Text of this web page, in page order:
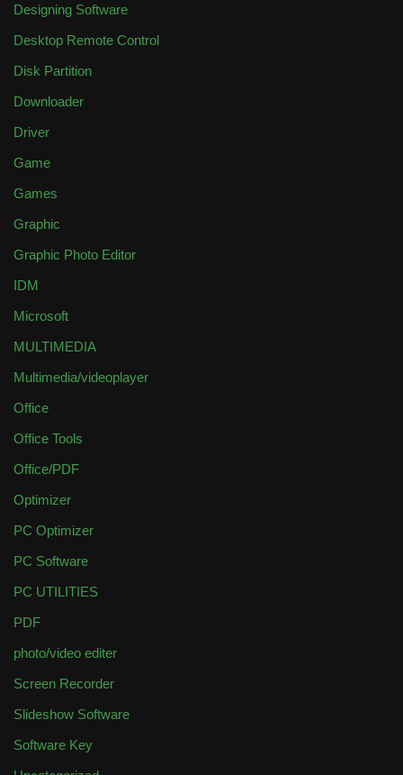
Designing Software
Desktop Remote Control
Disk Partition
Downloader
Driver
Game
Games
Graphic
Graphic Photo Editor
IDM
Microsoft
MULTIMEDIA
Multimedia/videoplayer
Office
Office Tools
Office/PDF
Optimizer
PC Optimizer
PC Software
PC UTILITIES
PDF
photo/video editer
Screen Recorder
Slideshow Software
Software Key